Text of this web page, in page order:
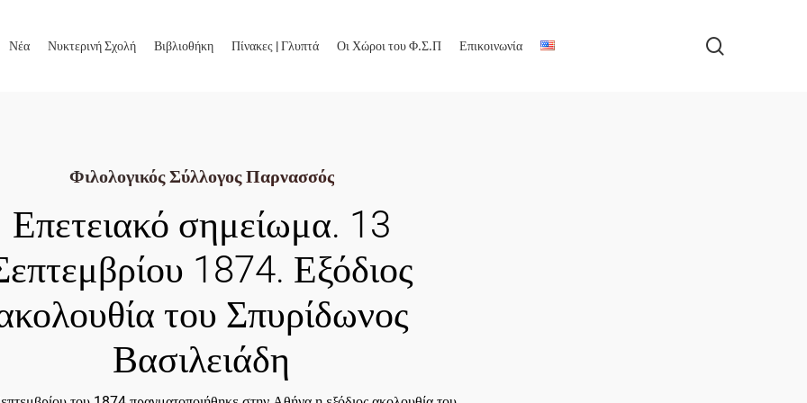
Νέα Νυκτερινή Σχολή Βιβλιοθήκη Πίνακες | Γλυπτά Οι Χώροι του Φ.Σ.Π Επικοινωνία
Φιλολογικός Σύλλογος Παρνασσός
Επετειακό σημείωμα. 13
1874. Εξόδιος
του Σπυρίδωνος
Βασιλειάδη